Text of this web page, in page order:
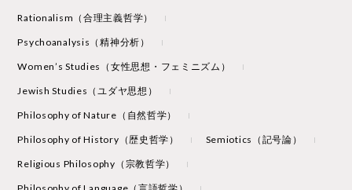
Rationalism（合理主義哲学）
Psychoanalysis（精神分析）
Women’s Studies（女性思想・フェミニズム）
Jewish Studies（ユダヤ思想）
Philosophy of Nature（自然哲学）
Philosophy of History（歴史哲学） Semiotics（記号論）
Religious Philosophy（宗教哲学）